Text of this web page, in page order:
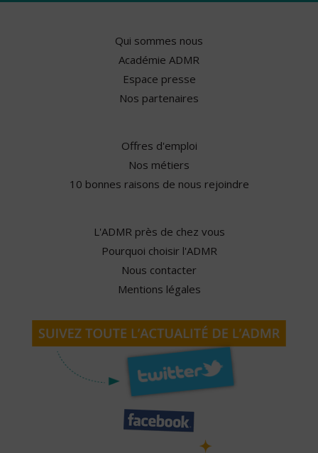
Qui sommes nous
Académie ADMR
Espace presse
Nos partenaires
Offres d'emploi
Nos métiers
10 bonnes raisons de nous rejoindre
L'ADMR près de chez vous
Pourquoi choisir l'ADMR
Nous contacter
Mentions légales